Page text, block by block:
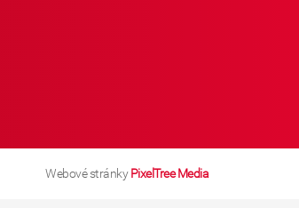
Webové stránkyPixelTree Media